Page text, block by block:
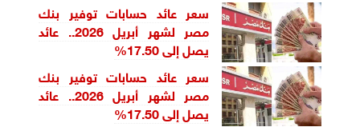
سعر عائد حسابات توفير بنك
مصر لشهر أبريل 2026.. عائد
يصل إلى 17.50%
سعر عائد حسابات توفير بنك
مصر لشهر أبريل 2026.. عائد
يصل إلى 17.50%